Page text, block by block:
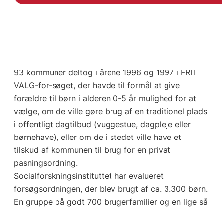
93 kommuner deltog i årene 1996 og 1997 i FRIT
VALG-for-søget, der havde til formål at give
forældre til børn i alderen 0-5 år mulighed for at
vælge, om de ville gøre brug af en traditionel plads
i offentligt dagtilbud (vuggestue, dagpleje eller
børnehave), eller om de i stedet ville have et
tilskud af kommunen til brug for en privat
pasningsordning.
Socialforskningsinstituttet har evalueret
forsøgsordningen, der blev brugt af ca. 3.300 børn.
En gruppe på godt 700 brugerfamilier og en lige så